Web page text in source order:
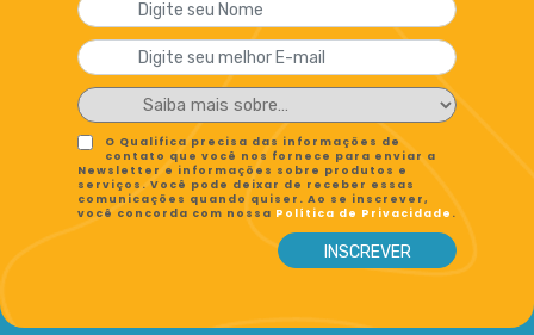
O Qualifica precisa das informações de
contato que você nos fornece para enviar a
Newsletter e informações sobre produtos e
serviços. Você pode deixar de receber essas
comunicações quando quiser. Ao se inscrever,
você concorda com nossa Política de Privacidade .